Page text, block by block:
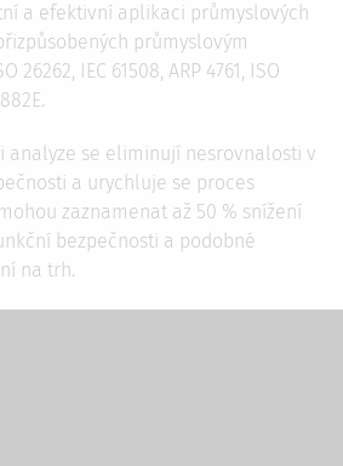
a efektivní aplikaci průmyslových
průmyslovým
26262, IEC 61508, ARP 4761, ISO
analyze se eliminují nesrovnalosti v
a urychluje se proces
zaznamenat až 50 % snížení
bezpečnosti a podobné
na trh.